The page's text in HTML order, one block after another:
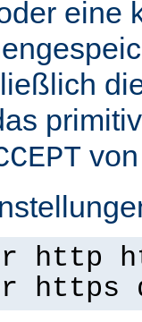
eine
http
https